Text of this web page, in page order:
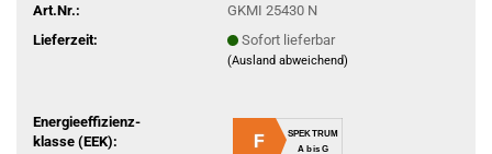
Art.Nr.:
GKMI 25430 N
Lieferzeit:
Sofort lieferbar
(Ausland abweichend)
Energieeffizienz-
klasse (EEK):
F
SPEKTRUM
A bis G